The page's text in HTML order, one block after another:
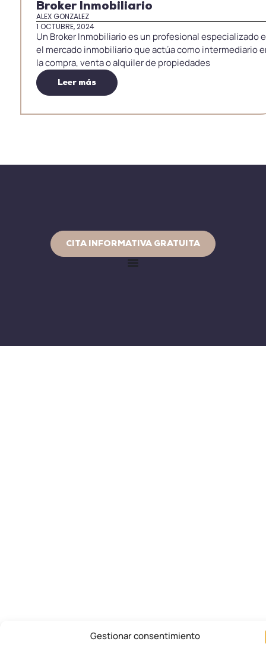
Gestionar consentimiento
Broker Inmobiliario
ALEX GONZALEZ
1 OCTUBRE, 2024
Un Broker Inmobiliario es un profesional especializado
el mercado inmobiliario que actúa como intermediario
la compra, venta o alquiler de propiedades
Leer más
CITA INFORMATIVA GRATUITA